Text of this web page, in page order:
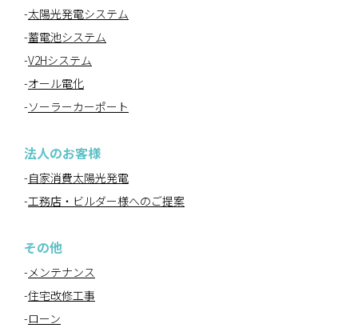
太陽光発電システム
蓄電池システム
V2Hシステム
オール電化
ソーラーカーポート
法人のお客様
自家消費太陽光発電
工務店・ビルダー様へのご提案
その他
メンテナンス
住宅改修工事
ローン